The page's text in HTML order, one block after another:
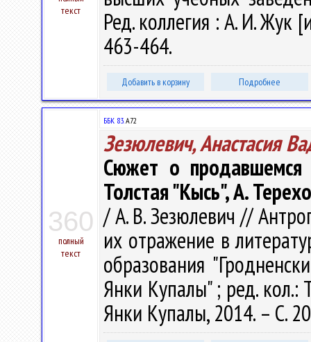
текст
Ред. коллегия : А. И. Жук
463-464.
Добавить в корзину Подробнее
360
полный
текст
ББК 83.А72
Зезюлевич, Анастасия
Сюжет о
Толстая "Кысь", А.
/ А. В. Зезюлевич //
их отражение в
образования
Янки Купалы" ; ред. кол.:
Янки Купалы, 2014. – С.